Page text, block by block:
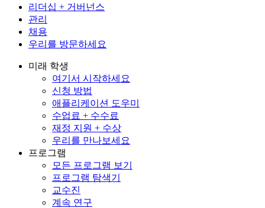
리더십 + 거버넌스
관리
채용
우리를 방문하세요
미래 학생
여기서 시작하세요
신청 방법
애플리케이션 도우미
수업료 + 수수료
재정 지원 + 수상
우리를 만나보세요
프로그램
모든 프로그램 보기
프로그램 탐색기
교수진
계속 연구